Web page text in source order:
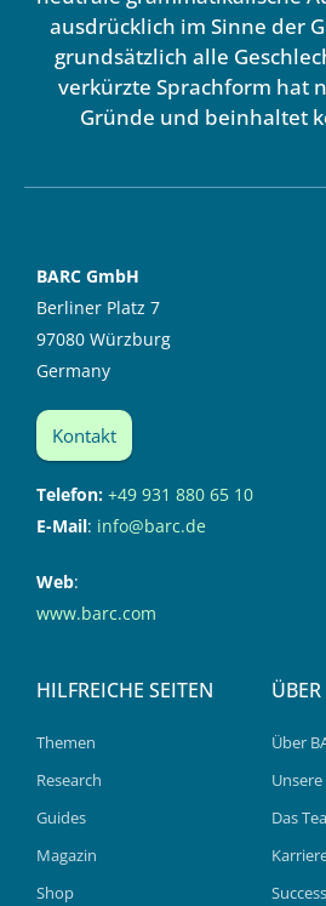
ausdrücklich im Sinne der
grundsätzlich alle
verkürzte Sprachform hat
Gründe und beinhaltet
BARC GmbH
Berliner Platz 7
97080 Würzburg
Germany
Kontakt
Telefon: +49 931 880 65 10
E-Mail: info@barc.de
Web:
www.barc.com
HILFREICHE SEITEN
Themen
Research
Guides
Magazin
Shop
Über
Das